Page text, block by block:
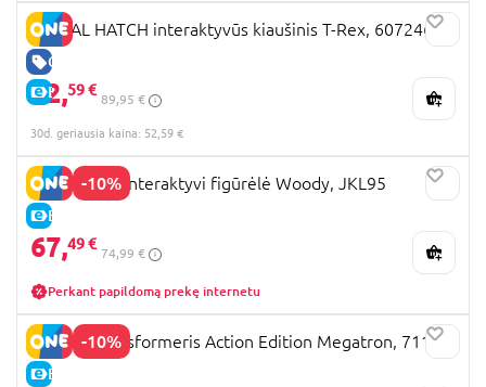
GERA KAINA
E-KAINA
PRIMAL HATCH interaktyvūs kiaušinis T-Rex, 6072462
52,59 €
89,95 €
30d. geriausia kaina: 52,59 €
-10%
E-KAINA
TOY STORY interaktyvi figūrėlė Woody, JKL95
67,49 €
74,99 €
Perkant papildomą prekę internetu
-10%
E-KAINA
Blokees transformeris Action Edition Megatron, 71167